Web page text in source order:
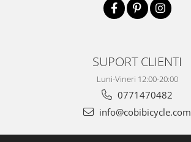
SUPORT CLIENTI
Luni-Vineri 12:00-20:00
0771470482
info@cobibicycle.com